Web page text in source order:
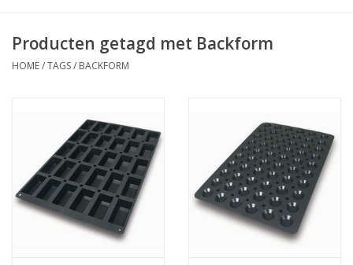
Hygiëne & opslag
Grondstoffen & Presentatie
Producten getagd met Backform
HOME/TAGS/ BACKFORM